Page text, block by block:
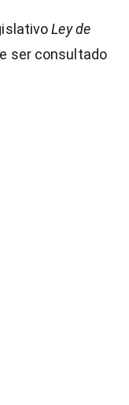
Ley de
ser consultado